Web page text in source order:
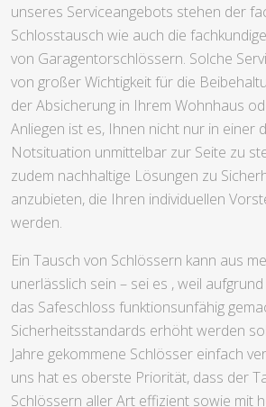
unseres Serviceangebots stehen der
Schlosstausch wie auch die
von Garagentorschlössern. Solche
von großer Wichtigkeit für die
der Absicherung in Ihrem Wohnhaus
Anliegen ist es, Ihnen nicht nur in einer
Notsituation unmittelbar zur Seite zu
zudem nachhaltige Lösungen zu
anzubieten, die Ihren individuellen
werden.
Ein Tausch von Schlössern kann aus
unerlässlich sein – sei es , weil
das Safeschloss funktionsunfähig
Sicherheitsstandards erhöht werden
Jahre gekommene Schlösser einfach
uns hat es oberste Priorität, dass der
Schlössern aller Art effizient sowie mit